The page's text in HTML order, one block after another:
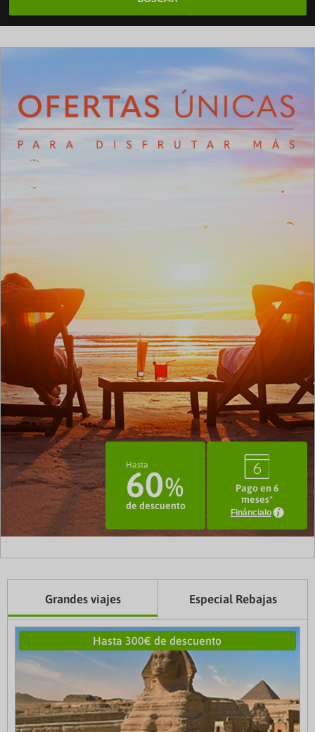
Hasta
60
de descuento
3
Pago en 6
meses*
Fináncialo
Grandes viajes Especial Rebajas
Hasta 300€ de descuento